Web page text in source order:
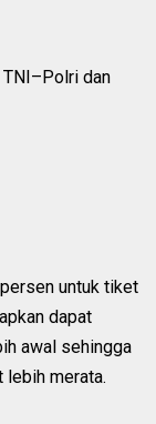
dan
untuk tiket
dapat
awal sehingga
lebih merata.